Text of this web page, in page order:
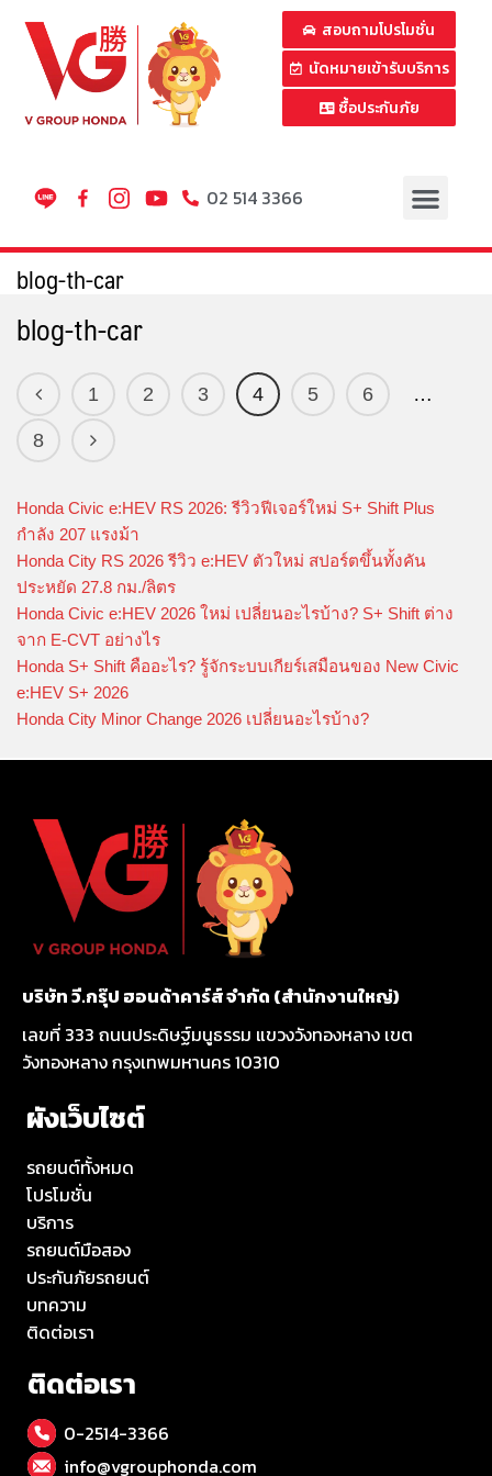
สอบถามโปรโมชั่น
นัดหมายเข้ารับบริการ
ซื้อประกันภัย
02 514 3366
blog-th-car
blog-th-car
1 2 3 4 5 6 …
8
Honda Civic e:HEV RS 2026: รีวิวฟีเจอร์ใหม่ S+ Shift Plus
กำลัง 207 แรงม้า
Honda City RS 2026 รีวิว e:HEV ตัวใหม่ สปอร์ตขึ้นทั้งคัน
ประหยัด 27.8 กม./ลิตร
Honda Civic e:HEV 2026 ใหม่ เปลี่ยนอะไรบ้าง? S+ Shift ต่าง
จาก E-CVT อย่างไร
Honda S+ Shift คืออะไร? รู้จักระบบเกียร์เสมือนของ New Civic
e:HEV S+ 2026
Honda City Minor Change 2026 เปลี่ยนอะไรบ้าง?
บริษัท วี.กรุ๊ป ฮอนด้าคาร์ส์ จำกัด (สำนักงานใหญ่)
เลขที่ 333 ถนนประดิษฐ์มนูธรรม แขวงวังทองหลาง เขต
วังทองหลาง กรุงเทพมหานคร 10310
ผังเว็บไซต์
รถยนต์ทั้งหมด
โปรโมชั่น
บริการ
รถยนต์มือสอง
ประกันภัยรถยนต์
บทความ
ติดต่อเรา
ติดต่อเรา
0-2514-3366
info@vgrouphonda.com